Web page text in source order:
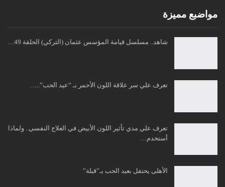
مواضبع مميزة
شاهد.. مسلسل قيامة المؤسس عثمان (التركي) الحلقة 49…
تعرف علي سر علاقة اللون الأحمر بـ “عيد الحب”..…
تعرف علي مدي تأثير اللون الأبيض في العلاج النفسي.. ولماذا
أستخدم…
الأهلى يحتفل بعيد الحب بـ”قبلة”